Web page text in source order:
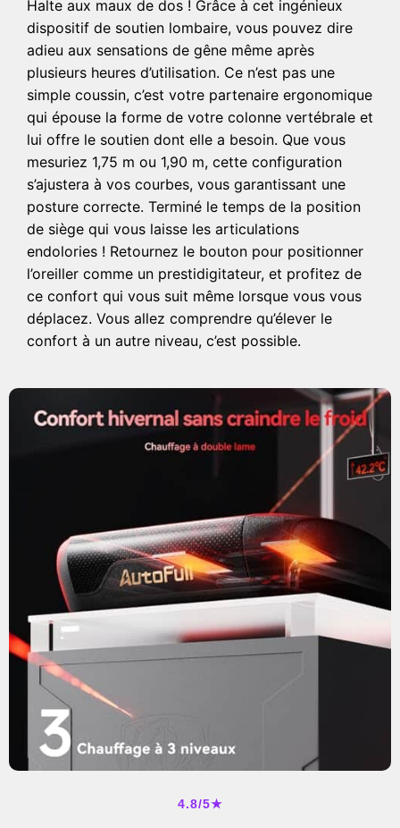
Halte aux maux de dos ! Grâce à cet ingénieux
dispositif de soutien lombaire, vous pouvez dire
adieu aux sensations de gêne même après
plusieurs heures d’utilisation. Ce n’est pas une
simple coussin, c’est votre partenaire ergonomique
qui épouse la forme de votre colonne vertébrale et
lui offre le soutien dont elle a besoin. Que vous
mesuriez 1,75 m ou 1,90 m, cette configuration
s’ajustera à vos courbes, vous garantissant une
posture correcte. Terminé le temps de la position
de siège qui vous laisse les articulations
endolories ! Retournez le bouton pour positionner
l’oreiller comme un prestidigitateur, et profitez de
ce confort qui vous suit même lorsque vous vous
déplacez. Vous allez comprendre qu’élever le
confort à un autre niveau, c’est possible.
4.8/5★